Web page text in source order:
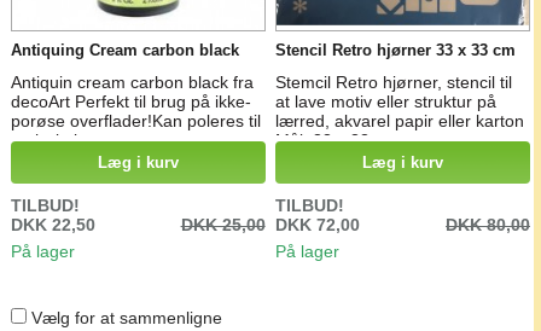
Antiquing Cream carbon black
Antiquin cream carbon black fra
decoArt Perfekt til brug på ikke-
porøse overflader!Kan poleres til
en høj glans
Læg i kurv
TILBUD!
DKK 22,50
DKK 25,00
På lager
Stencil Retro hjørner 33 x 33 cm
Stemcil Retro hjørner, stencil til
at lave motiv eller struktur på
lærred, akvarel papir eller karton
Mål. 33 x 33 cm
Læg i kurv
TILBUD!
DKK 72,00
DKK 80,00
På lager
Vælg for at sammenligne